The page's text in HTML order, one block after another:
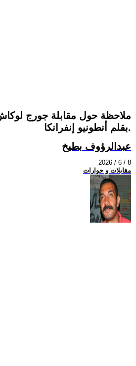
بقلم أنطونيو إنفرانكا.
عبدالرؤوف بطيخ
2026 / 6 / 8
مقابلات و حوارات